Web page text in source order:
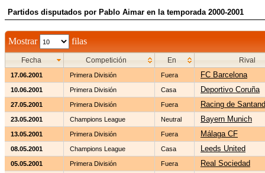
Partidos disputados por Pablo Aimar en la temporada 2000-2001
Mostrar filas
Fecha Competición En Rival
17.06.2001 Primera División Fuera FC Barcelona
10.06.2001 Primera División Casa Deportivo Coruña
27.05.2001 Primera División Fuera Racing de
23.05.2001 Champions League Neutral Bayern Munich
13.05.2001 Primera División Fuera Málaga CF
08.05.2001 Champions League Casa Leeds United
05.05.2001 Primera División Fuera Real Sociedad